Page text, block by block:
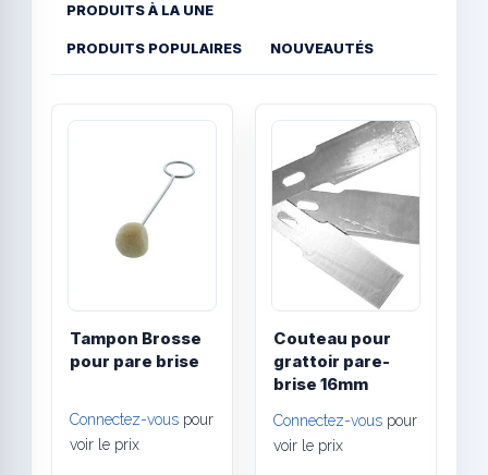
PRODUITS À LA UNE
PRODUITS POPULAIRES NOUVEAUTÉS
Quick View
Tampon Brosse
pour pare brise
Connectez-vous pour
voir le prix
Couteau pour
grattoir pare-
brise 16mm
Connectez-vous pour
voir le prix